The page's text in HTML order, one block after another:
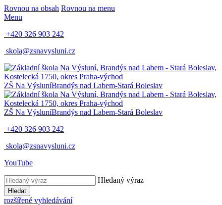
Rovnou na obsah Rovnou na menu
Menu
+420 326 903 242
skola@zsnavysluni.cz
ZŠ Na VýsluníBrandýs nad Labem-Stará Boleslav
ZŠ Na VýsluníBrandýs nad Labem-Stará Boleslav
+420 326 903 242
skola@zsnavysluni.cz
YouTube
Hledaný výraz
Hledat
rozšířené vyhledávání